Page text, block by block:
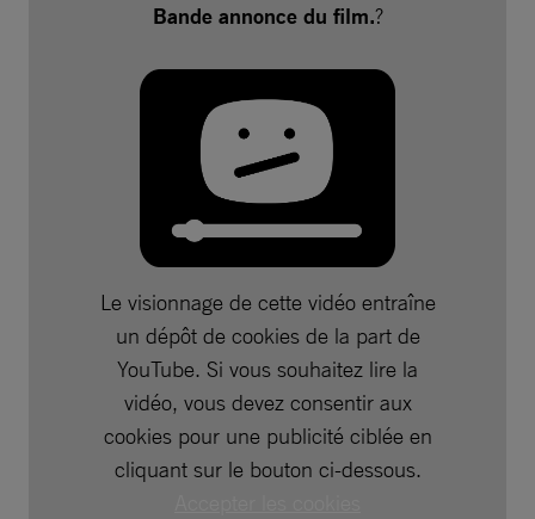
Bande annonce du film.?
Le visionnage de cette vidéo entraîne
un dépôt de cookies de la part de
YouTube. Si vous souhaitez lire la
vidéo, vous devez consentir aux
cookies pour une publicité ciblée en
cliquant sur le bouton ci-dessous.